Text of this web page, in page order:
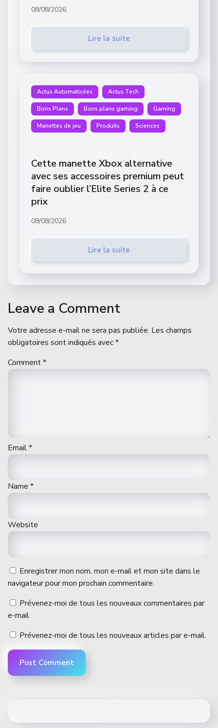
08/08/2026
Lire la suite
Actus Automatisées Actus Tech
Bons Plans Bons plans gaming Gaming
Manettes de jeu Produits Sciences
Cette manette Xbox alternative
avec ses accessoires premium peut
faire oublier l’Elite Series 2 à ce
prix
08/08/2026
Lire la suite
Leave a Comment
Votre adresse e-mail ne sera pas publiée. Les champs
obligatoires sont indiqués avec*
Comment*
Email*
Name *
Website
Enregistrer mon nom, mon e-mail et mon site dans le
navigateur pour mon prochain commentaire.
Prévenez-moi de tous les nouveaux commentaires par
e-mail.
Prévenez-moi de tous les nouveaux articles par e-mail.